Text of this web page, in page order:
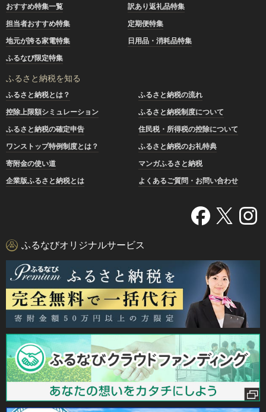
おすすめ特集一覧
訳あり返礼品特集
担当者おすすめ特集
定期便特集
地元が誇る家電特集
日用品・消耗品特集
ふるなび限定特集
ふるさと納税を知る
ふるさと納税とは？
ふるさと納税の流れ
控除上限額シミュレーション
ふるさと納税制度について
ふるさと納税の確定申告
住民税・所得税の控除について
ワンストップ特例制度とは？
ふるさと納税のお礼特典
寄附金の使い道
マンガふるさと納税
企業版ふるさと納税とは
よくあるご質問・お問い合わせ
ふるなびオリジナルサービス